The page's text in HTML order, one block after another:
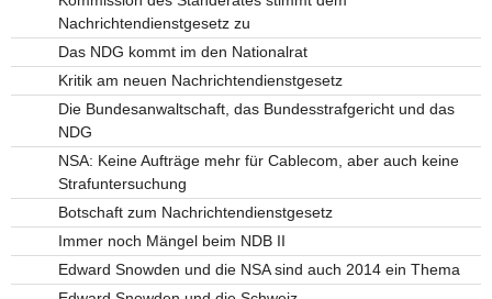
Nachrichtendienstgesetz zu
Das NDG kommt im den Nationalrat
Kritik am neuen Nachrichtendienstgesetz
Die Bundesanwaltschaft, das Bundesstrafgericht und das
NDG
NSA: Keine Aufträge mehr für Cablecom, aber auch keine
Strafuntersuchung
Botschaft zum Nachrichtendienstgesetz
Immer noch Mängel beim NDB II
Edward Snowden und die NSA sind auch 2014 ein Thema